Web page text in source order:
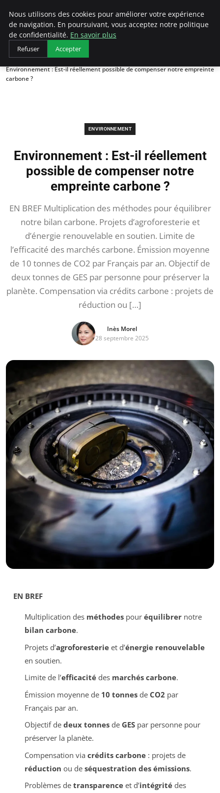
Arcticclimateemergency
Accueil
Environnement
Environnement : Est-il réellement possible de compenser notre empreinte
carbone ?
ENVIRONNEMENT
Environnement : Est-il réellement
possible de compenser notre
empreinte carbone ?
EN BREF Multiplication des méthodes pour équilibrer
notre bilan carbone. Projets d’agroforesterie et
d’énergie renouvelable en soutien. Limite de
l’efficacité des marchés carbone. Émission moyenne
de 10 tonnes de CO2 par Français par an. Objectif de
deux tonnes de GES par personne pour préserver la
planète. Compensation via crédits carbone : projets de
réduction ou […]
Inès Morel
28 septembre 2025
EN BREF
Multiplication des méthodespour équilibrernotre
bilan carbone.
Projets d’agroforesterieet d’énergie renouvelable
en soutien.
Limite de l’efficacitédes marchés carbone.
Émission moyenne de 10 tonnesde CO2 par
Français par an.
Objectif de deux tonnesde GESpar personne pour
préserver la planète.
Compensation via crédits carbone: projets de
réduction ou de séquestration des émissions.
Problèmes de transparenceet d’intégritédes
Nous utilisons des cookies pour améliorer votre expérience
de navigation. En poursuivant, vous acceptez notre politique
de confidentialité. En savoir plus
Refuser Accepter